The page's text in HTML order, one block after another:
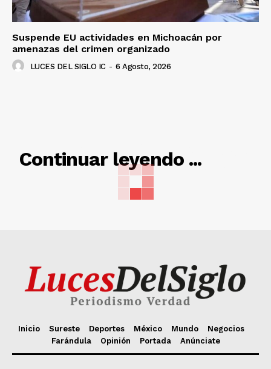
Suspende EU actividades en Michoacán por
amenazas del crimen organizado
LUCES DEL SIGLO IC - 6 Agosto, 2026
Continuar leyendo ...
RELACIONADO
Inicio Sureste Deportes México Mundo
Negocios
Farándula
Opinión Portada Anúnciate